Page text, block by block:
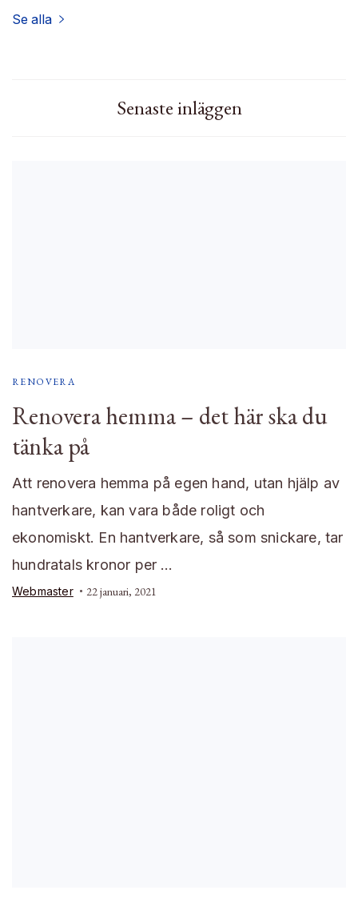
Se alla
Senaste inläggen
RENOVERA
Renovera hemma – det här ska du
tänka på
Att renovera hemma på egen hand, utan hjälp av
hantverkare, kan vara både roligt och
ekonomiskt. En hantverkare, så som snickare, tar
hundratals kronor per …
Webmaster 22 januari, 2021